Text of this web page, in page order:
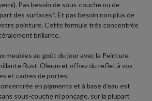
Pas besoin de sous-couche ou de
des surfaces*. Et pas besoin non plus de
peinture. Cette formule très concentrée
brillante.
meubles au goût du jour avec la Peinture
Rust-Oleum et offrez du reflet à vos
et cadres de portes.
en pigments et à base d'eau est
sous-couche ni ponçage, sur la plupart